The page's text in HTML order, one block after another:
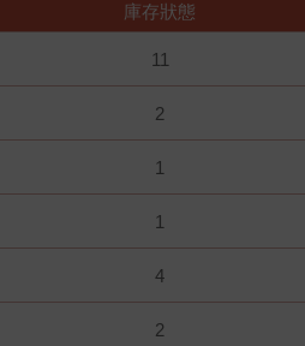
庫存狀態
11
2
1
1
4
2